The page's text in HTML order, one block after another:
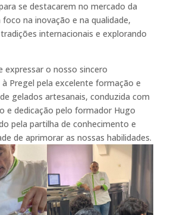
se destacarem no mercado da
na inovação e na qualidade,
internacionais e explorando
expressar o nosso sincero
Pregel pela excelente formação e
gelados artesanais, conduzida com
e dedicação pelo formador Hugo
pela partilha de conhecimento e
de aprimorar as nossas habilidades.